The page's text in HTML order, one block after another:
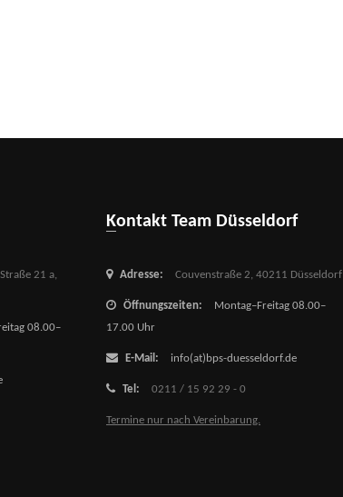
21 a,
08.00–
Kontakt Team Düsseldorf
Adresse: Couvenstraße 2, 40211 Düsseldorf
Öffnungszeiten:
Montag–Freitag 08.00–
17.00 Uhr
E-Mail: info(at)bps-duesseldorf.de
Tel: 0211 / 15 92 29 - 0
Termine nur nach Vereinbarung.